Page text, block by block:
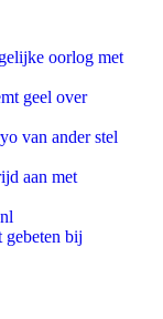
oorlog met
geel over
van ander stel
aan met
bij